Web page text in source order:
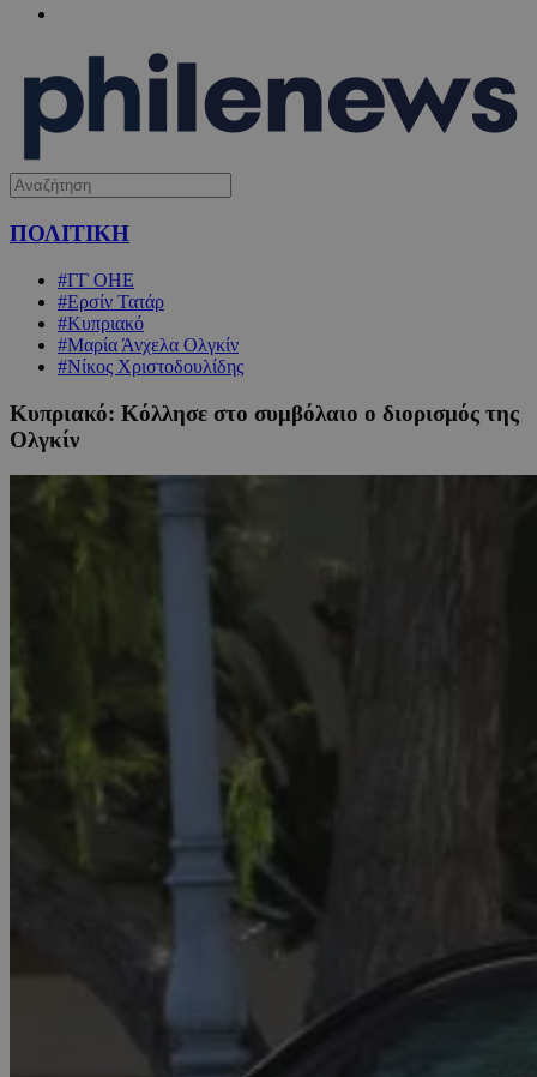
ΠΟΛΙΤΙΚΗ
#ΓΓ ΟΗΕ
#Ερσίν Τατάρ
#Κυπριακό
#Μαρία Άνχελα Ολγκίν
#Νίκος Χριστοδουλίδης
Κυπριακό: Κόλλησε στο συμβόλαιο ο διορισμός της
Ολγκίν